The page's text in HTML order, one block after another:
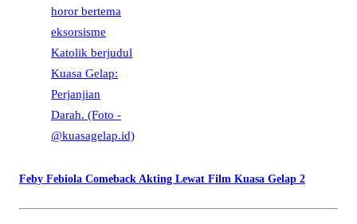
Feby Febiola Comeback Akting Lewat Film Kuasa Gelap 2